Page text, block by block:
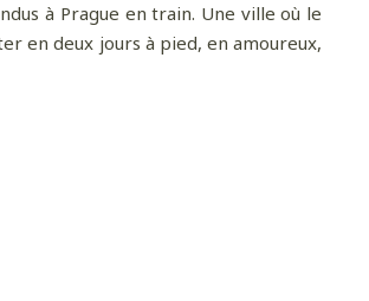
à Prague en train. Une ville où le
en deux jours à pied, en amoureux,